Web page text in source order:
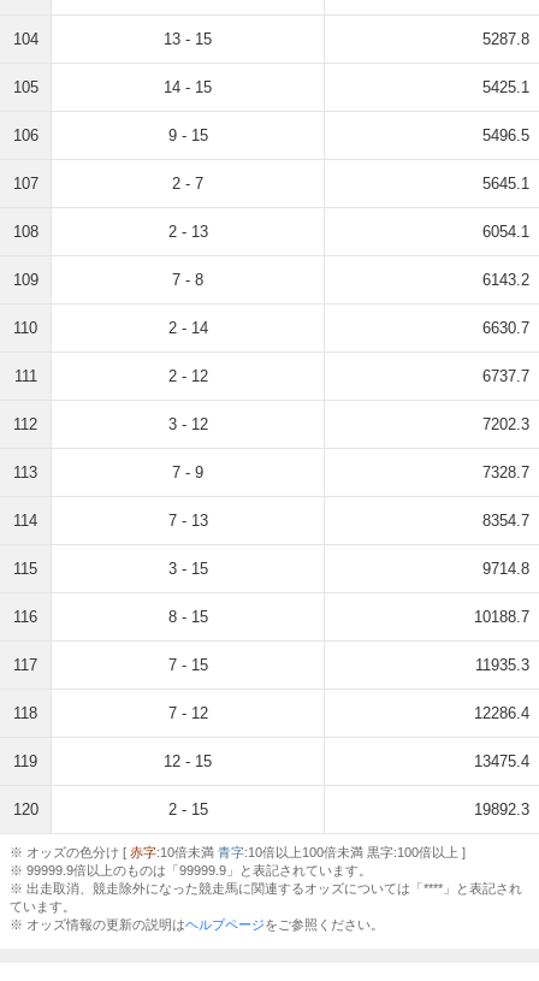
104 13 - 15 5287.8
105 14 - 15 5425.1
106 9 - 15 5496.5
107 2 - 7 5645.1
108 2 - 13 6054.1
109 7 - 8 6143.2
110 2 - 14 6630.7
111 2 - 12 6737.7
112 3 - 12 7202.3
113 7 - 9 7328.7
114 7 - 13 8354.7
115 3 - 15 9714.8
116 8 - 15 10188.7
117 7 - 15 11935.3
118 7 - 12 12286.4
119 12 - 15 13475.4
120 2 - 15 19892.3
※ オッズの色分け [ 赤字:10倍未満 青字:10倍以上100倍未満 黒字:100倍以上 ]
※ 99999.9倍以上のものは「99999.9」と表記されています。
※ 出走取消、競走除外になった競走馬に関連するオッズについては「****」と表記され
ています。
※ オッズ情報の更新の説明はヘルプページをご参照ください。